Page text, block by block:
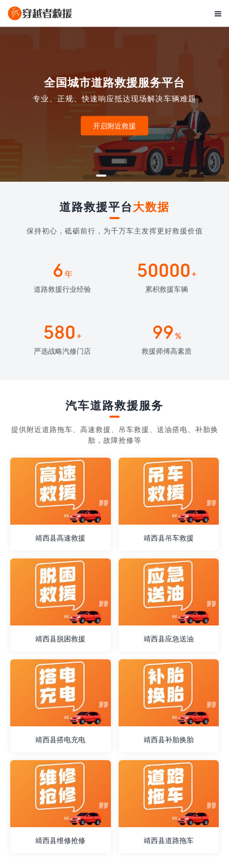

全国城市道路救援服务平台
专业、正规、快速响应抵达现场解决车辆难题
开启附近救援
道路救援平台大数据
保持初心，砥砺前行，为千万车主发挥更好救援价值
6年
道路救援行业经验
50000 +
累积救援车辆
580 +
严选战略汽修门店
99 %
救援师傅高素质
汽车道路救援服务
提供附近道路拖车、高速救援、吊车救援、送油搭电、补胎换
胎，故障抢修等
靖西县高速救援 靖西县吊车救援
靖西县脱困救援 靖西县应急送油
靖西县搭电充电 靖西县补胎换胎
靖西县维修抢修 靖西县道路拖车